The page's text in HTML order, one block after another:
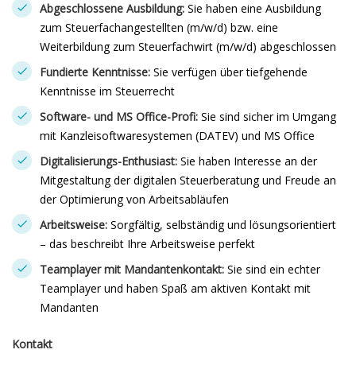
Abgeschlossene Ausbildung: Sie haben eine Ausbildung
zum Steuerfachangestellten (m/w/d) bzw. eine
Weiterbildung zum Steuerfachwirt (m/w/d) abgeschlossen
Fundierte Kenntnisse: Sie verfügen über tiefgehende
Kenntnisse im Steuerrecht
Software- und MS Office-Profi: Sie sind sicher im Umgang
mit Kanzleisoftwaresystemen (DATEV) und MS Office
Digitalisierungs-Enthusiast: Sie haben Interesse an der
Mitgestaltung der digitalen Steuerberatung und Freude an
der Optimierung von Arbeitsabläufen
Arbeitsweise: Sorgfältig, selbständig und lösungsorientiert
– das beschreibt Ihre Arbeitsweise perfekt
Teamplayer mit Mandantenkontakt: Sie sind ein echter
Teamplayer und haben Spaß am aktiven Kontakt mit
Mandanten
Kontakt